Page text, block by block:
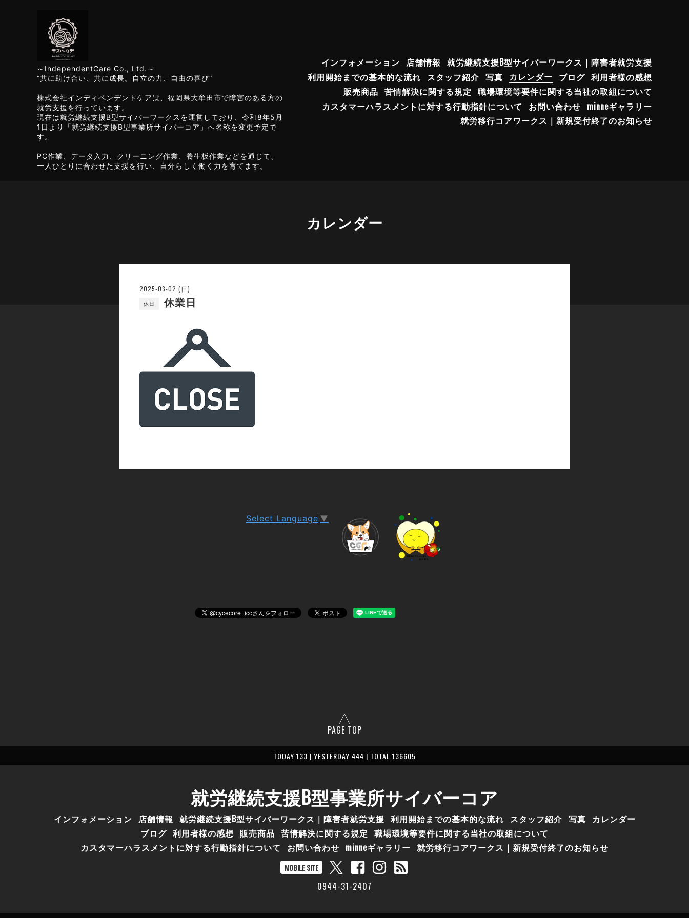
～IndependentCare Co., Ltd.～
“共に助け合い、共に成長。自立の力、自由の喜び”
株式会社インディペンデントケアは、福岡県大牟田市で障害のある方の
就労支援を行っています。
現在は就労継続支援B型サイバーワークスを運営しており、令和8年5月
1日より「就労継続支援B型事業所サイバーコア」へ名称を変更予定で
す。
PC作業、データ入力、クリーニング作業、養生板作業などを通じて、
一人ひとりに合わせた支援を行い、自分らしく働く力を育てます。
インフォメーション 店舗情報 就労継続支援B型サイバーワークス｜障害者就労支援
利用開始までの基本的な流れ
スタッフ紹介 写真 カレンダー ブログ 利用者様の感想
販売商品 苦情解決に関する規定 職場環境等要件に関する当社の取組について
カスタマーハラスメントに対する行動指針について
お問い合わせ minneギャラリー
就労移行コアワークス｜新規受付終了のお知らせ
カレンダー
2025-03-02 (日)
休日 休業日
Select Language ▼
PAGE TOP
TODAY 133 | YESTERDAY 444 | TOTAL 136605
就労継続支援B型事業所サイバーコア
インフォメーション 店舗情報 就労継続支援B型サイバーワークス｜障害者就労支援 利用開始までの基本的な流れ スタッフ紹介 写真 カレンダー
ブログ 利用者様の感想 販売商品 苦情解決に関する規定 職場環境等要件に関する当社の取組について
カスタマーハラスメントに対する行動指針について
お問い合わせ minneギャラリー 就労移行コアワークス｜新規受付終了のお知らせ
MOBILE SITE
0944-31-2407